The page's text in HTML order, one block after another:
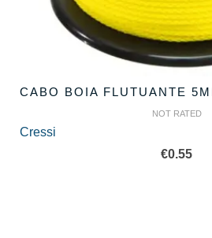
CABO BOIA FLUTUANTE
NOT RATED
Cressi
€0.55